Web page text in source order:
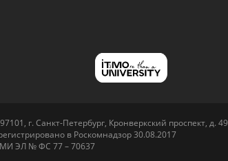
г. Санкт-Петербург, Кронверкский проспект, д. 49
в Роскомнадзор 30.08.2017
ЭЛ № ФС 77 – 70637